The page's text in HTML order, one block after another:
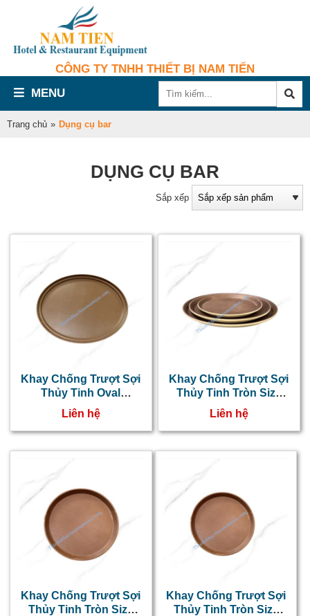
CÔNG TY TNHH THIẾT BỊ NAM TIẾN
MENU
Trang chủ » Dụng cụ bar
DỤNG CỤ BAR
Sắp xếp
Khay Chống Trượt Sợi
Thủy Tinh Oval
56x68cm NT0603019
Liên hệ
Khay Chống Trượt Sợi
Thủy Tinh Tròn Size
46cm NT0603018
Liên hệ
Khay Chống Trượt Sợi
Thủy Tinh Tròn Size
Khay Chống Trượt Sợi
Thủy Tinh Tròn Size